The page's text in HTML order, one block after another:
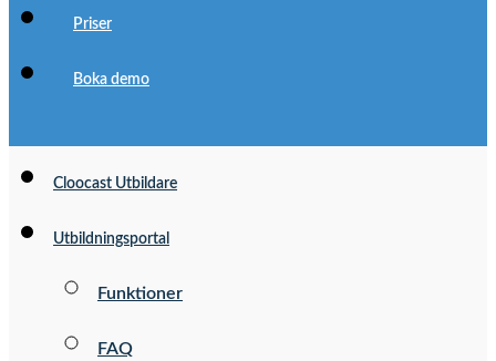
Priser
Boka demo
Cloocast Utbildare
Utbildningsportal
Funktioner
FAQ